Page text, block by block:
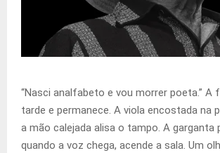
“Nasci analfabeto e vou morrer poeta.” A
tarde e permanece. A viola encostada na
a mão calejada alisa o tampo. A garganta
quando a voz chega, acende a sala. Um